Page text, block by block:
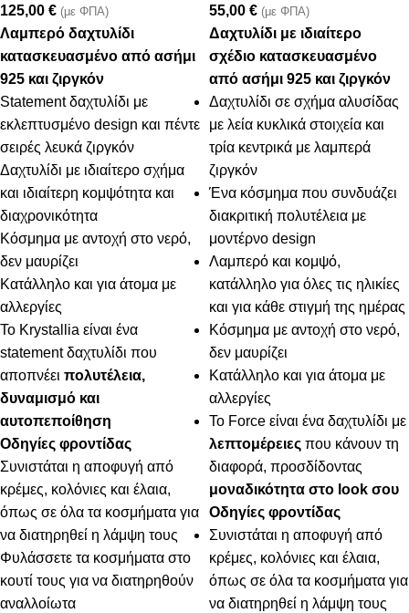
125,00 € (με ΦΠΑ)
Λαμπερό δαχτυλίδι
κατασκευασμένο από ασήμι
925 και ζιργκόν
Statement δαχτυλίδι με
εκλεπτυσμένο design και πέντε
σειρές λευκά ζιργκόν
Δαχτυλίδι με ιδιαίτερο σχήμα
και ιδιαίτερη κομψότητα και
διαχρονικότητα
Κόσμημα με αντοχή στο νερό,
δεν μαυρίζει
Κατάλληλο και για άτομα με
αλλεργίες
Το Krystallia είναι ένα
statement δαχτυλίδι που
αποπνέει πολυτέλεια,
δυναμισμό και
αυτοπεποίθηση
Οδηγίες φροντίδας
Συνιστάται η αποφυγή από
κρέμες, κολόνιες και έλαια,
όπως σε όλα τα κοσμήματα για
να διατηρηθεί η λάμψη τους
Φυλάσσετε τα κοσμήματα στο
κουτί τους για να διατηρηθούν
αναλλοίωτα
55,00 € (με ΦΠΑ)
Δαχτυλίδι με ιδιαίτερο
σχέδιο κατασκευασμένο
από ασήμι 925 και ζιργκόν
Δαχτυλίδι σε σχήμα αλυσίδας
με λεία κυκλικά στοιχεία και
τρία κεντρικά με λαμπερά
ζιργκόν
Ένα κόσμημα που συνδυάζει
διακριτική πολυτέλεια με
μοντέρνο design
Λαμπερό και κομψό,
κατάλληλο για όλες τις ηλικίες
και για κάθε στιγμή της ημέρας
Κόσμημα με αντοχή στο νερό,
δεν μαυρίζει
Κατάλληλο και για άτομα με
αλλεργίες
Το Force είναι ένα δαχτυλίδι με
λεπτομέρειες που κάνουν τη
διαφορά, προσδίδοντας
μοναδικότητα στο look σου
Οδηγίες φροντίδας
Συνιστάται η αποφυγή από
κρέμες, κολόνιες και έλαια,
όπως σε όλα τα κοσμήματα για
να διατηρηθεί η λάμψη τους